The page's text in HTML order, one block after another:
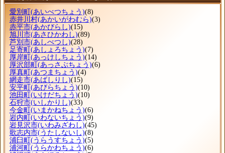
愛別町 (あいべつちょう)(8)
赤井川村(あかいがわむら)(3)
赤平市(あかびらし)(15)
旭川市(あさひかわし)(89)
芦別市(あしべつし)(28)
足寄町 (あしょろちょう)(7)
厚岸町 (あっけしちょう)(14)
厚沢部町 (あっさぶちょう)(6)
厚真町 (あつまちょう)(4)
網走市(あばしりし)(15)
安平町 (あびらちょう)(10)
池田町 (いけだちょう)(10)
石狩市(いしかりし)(33)
今金町 (いまかねちょう)(6)
岩内町 (いわないちょう)(9)
岩見沢市(いわみざわし)(45)
歌志内市(うたしないし)(8)
浦臼町 (うらうすちょう)(5)
浦河町 (うらかわちょう)(6)